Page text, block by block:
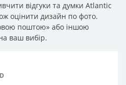
відгуки та думки Atlantic
оцінити дизайн по фото.
поштою» або іншою
ваш вибір.